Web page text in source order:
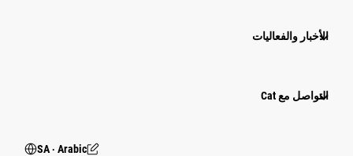
الأخبار والفعاليات
التواصل مع Cat
SA ‧ Arabic